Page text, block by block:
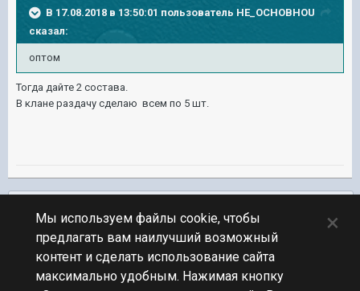
В 17.08.2018 в 13:50:01 пользователь HE_OCHOBHOU
сказал:
оптом
Тогда дайте 2 состава.
В клане раздачу сделаю всем по 5 шт.
ПЕРЕЙТИ К СПИСКУ ТЕМ
Обсуждение Мира Кораблей
Мы используем файлы cookie, чтобы
предлагать вам наилучший возможный
контент и сделать использование сайта
максимально удобным. Нажимая кнопку
×